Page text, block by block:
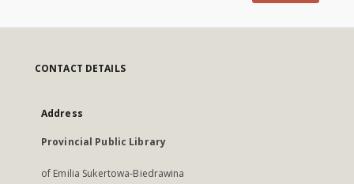
CONTACT DETAILS
Address
Provincial Public Library
of Emilia Sukertowa-Biedrawina